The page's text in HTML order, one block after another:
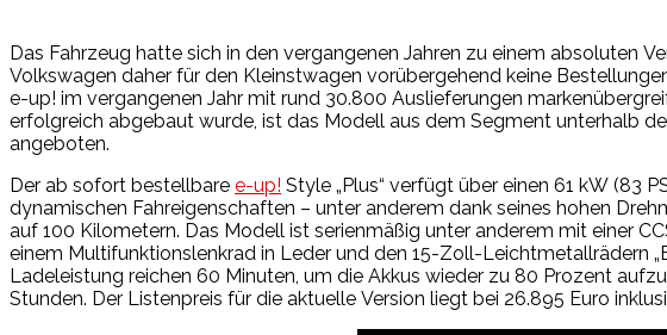
Das Fahrzeug hatte sich in den vergangenen Jahren zu einem absoluten
Volkswagen daher für den Kleinstwagen vorübergehend keine
e-up! im vergangenen Jahr mit rund 30.800 Auslieferungen
erfolgreich abgebaut wurde, ist das Modell aus dem Segment unterhalb
angeboten.
Der ab sofort bestellbare e-up! Style „Plus“ verfügt über einen 61 kW (83
dynamischen Fahreigenschaften – unter anderem dank seines hohen
auf 100 Kilometern. Das Modell ist serienmäßig unter anderem mit einer
einem Multifunktionslenkrad in Leder und den 15-Zoll-Leichtmetallrädern
Ladeleistung reichen 60 Minuten, um die Akkus wieder zu 80 Prozent
Stunden. Der Listenpreis für die aktuelle Version liegt bei 26.895 Euro